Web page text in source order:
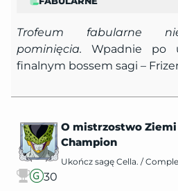
Trofeum fabularne
pominięcia. Wpadnie po
finalnym bossem sagi –
30
O mistrzostwo Ziemi
Champion
Ukończ sagę Cella. /